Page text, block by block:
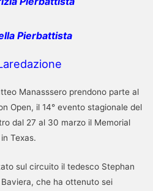
Pierbattista
Manasssero prendono parte al
Open, il 14° evento stagionale del
dal 27 al 30 marzo il Memorial
Texas.
sul circuito il tedesco Stephan
che ha ottenuto sei